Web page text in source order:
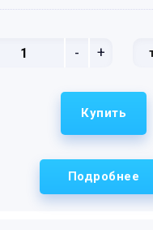
- +
Подробнее
Купить